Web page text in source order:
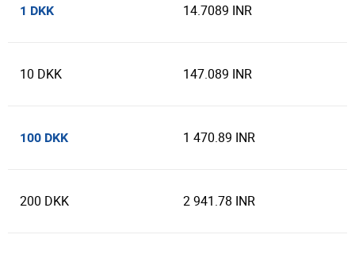
1 DKK 14.7089 INR
10 DKK 147.089 INR
100 DKK 1 470.89 INR
200 DKK 2 941.78 INR